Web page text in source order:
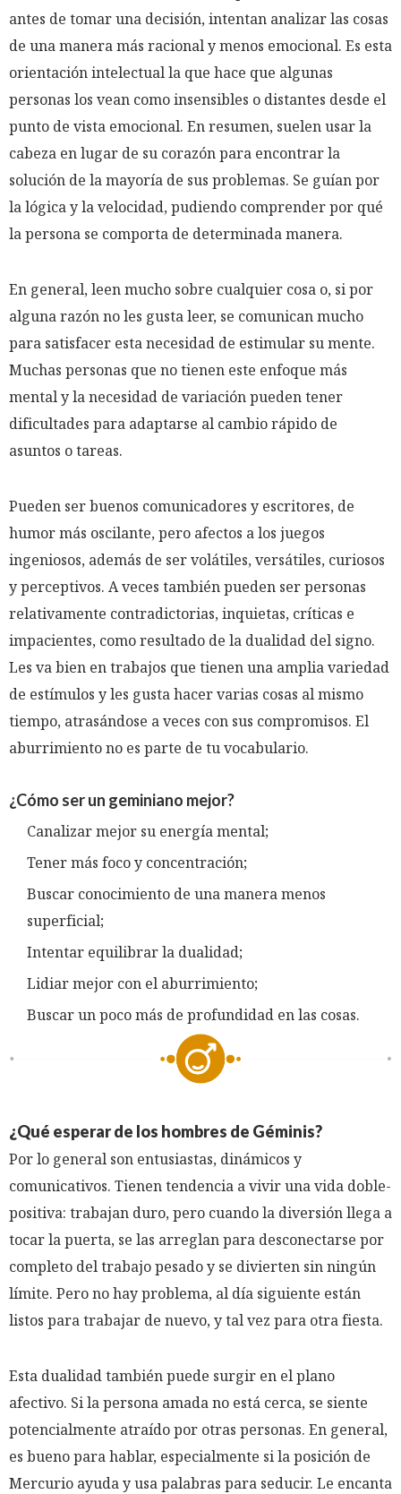
antes de tomar una decisión, intentan analizar las cosas
de una manera más racional y menos emocional. Es esta
orientación intelectual la que hace que algunas
personas los vean como insensibles o distantes desde el
punto de vista emocional. En resumen, suelen usar la
cabeza en lugar de su corazón para encontrar la
solución de la mayoría de sus problemas. Se guían por
la lógica y la velocidad, pudiendo comprender por qué
la persona se comporta de determinada manera.
En general, leen mucho sobre cualquier cosa o, si por
alguna razón no les gusta leer, se comunican mucho
para satisfacer esta necesidad de estimular su mente.
Muchas personas que no tienen este enfoque más
mental y la necesidad de variación pueden tener
dificultades para adaptarse al cambio rápido de
asuntos o tareas.
Pueden ser buenos comunicadores y escritores, de
humor más oscilante, pero afectos a los juegos
ingeniosos, además de ser volátiles, versátiles, curiosos
y perceptivos. A veces también pueden ser personas
relativamente contradictorias, inquietas, críticas e
impacientes, como resultado de la dualidad del signo.
Les va bien en trabajos que tienen una amplia variedad
de estímulos y les gusta hacer varias cosas al mismo
tiempo, atrasándose a veces con sus compromisos. El
aburrimiento no es parte de tu vocabulario.
¿Cómo ser un geminiano mejor?
Canalizar mejor su energía mental;
Tener más foco y concentración;
Buscar conocimiento de una manera menos
superficial;
Intentar equilibrar la dualidad;
Lidiar mejor con el aburrimiento;
Buscar un poco más de profundidad en las cosas.
¿Qué esperar de los hombres de Géminis?
Por lo general son entusiastas, dinámicos y
comunicativos. Tienen tendencia a vivir una vida doble-
positiva: trabajan duro, pero cuando la diversión llega a
tocar la puerta, se las arreglan para desconectarse por
completo del trabajo pesado y se divierten sin ningún
límite. Pero no hay problema, al día siguiente están
listos para trabajar de nuevo, y tal vez para otra fiesta.
Esta dualidad también puede surgir en el plano
afectivo. Si la persona amada no está cerca, se siente
potencialmente atraído por otras personas. En general,
es bueno para hablar, especialmente si la posición de
Mercurio ayuda y usa palabras para seducir. Le encanta